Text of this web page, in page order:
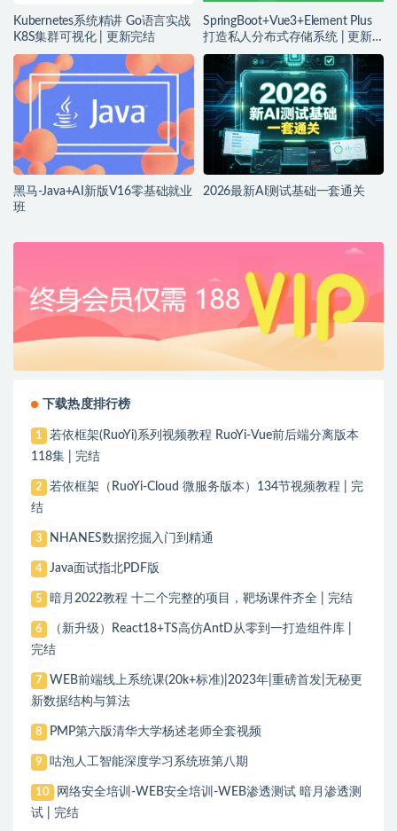
Kubernetes系统精讲 Go语言实战
K8S集群可视化 | 更新完结
SpringBoot+Vue3+Element Plus
打造私人分布式存储系统 | 更新
完结
黑马-Java+AI新版V16零基础就业
班
2026最新AI测试基础一套通关
下载热度排行榜
1
若依框架(RuoYi)系列视频教程 RuoYi-Vue前后端分离版本
118集 | 完结
2
若依框架（RuoYi-Cloud 微服务版本）134节视频教程 | 完
结
3 NHANES数据挖掘入门到精通
4 Java面试指北PDF版
5 暗月2022教程 十二个完整的项目，靶场课件齐全 | 完结
6
（新升级）React18+TS高仿AntD从零到一打造组件库 |
完结
7
WEB前端线上系统课(20k+标准)|2023年|重磅首发|无秘更
新数据结构与算法
8 PMP第六版清华大学杨述老师全套视频
9 咕泡人工智能深度学习系统班第八期
10
网络安全培训-WEB安全培训-WEB渗透测试 暗月渗透测
试 | 完结